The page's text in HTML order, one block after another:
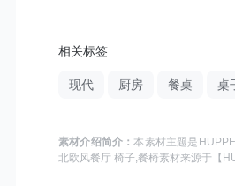
相关标签
现代 厨房 餐桌 桌
素材介绍简介：本素材主题是
北欧风餐厅 椅子,餐椅素材来源于 【